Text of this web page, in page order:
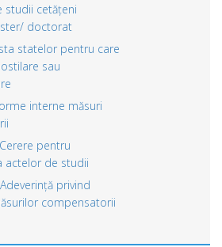
studii cetățeni
doctorat
statelor pentru care
sau
interne măsuri
pentru
actelor de studii
privind
compensatorii